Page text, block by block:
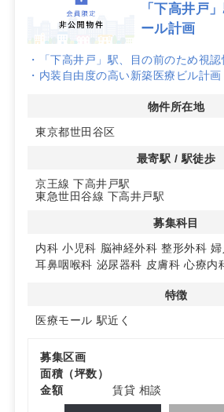
「下高井戸
ール計画
・「下高井戸」駅、目の前のため視認
・内装自由度の高い新築医療ビル計画
物件所在地
東京都世田谷区
最寄駅 / 駅徒歩
京王線 下高井戸駅
東急世田谷線 下高井戸駅
募集科目
内科 小児科 脳神経外科 整形外科
耳鼻咽喉科 泌尿器科 皮膚科 心療内
特徴
医療モール 駅近く
募集区画
面積（坪数）
金額
賃貸 相談